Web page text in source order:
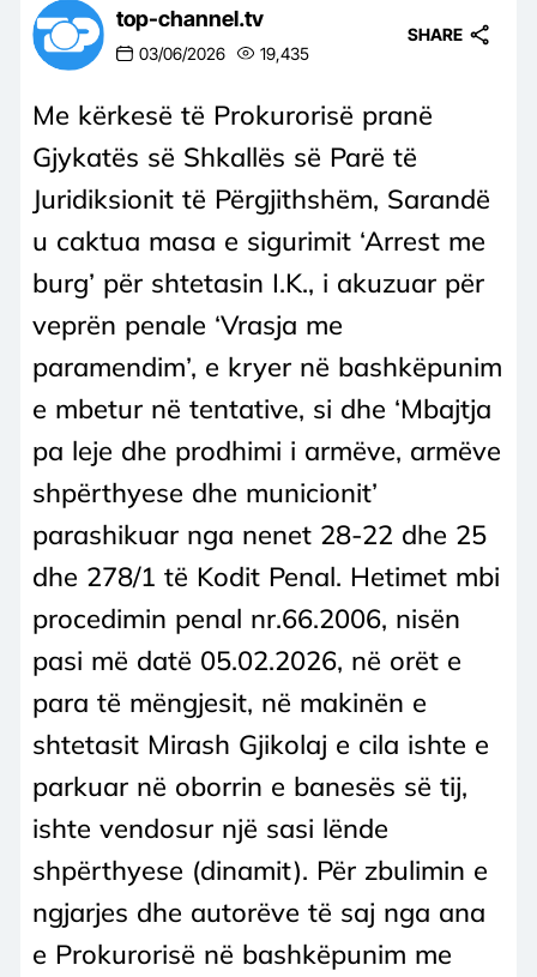
top-channel.tv
03/06/2026 19,435
SHARE
Me kërkesë të Prokurorisë pranë
Gjykatës së Shkallës së Parë të
Juridiksionit të Përgjithshëm, Sarandë
u caktua masa e sigurimit ‘Arrest me
burg’ për shtetasin I.K., i akuzuar për
veprën penale ‘Vrasja me
paramendim’, e kryer në bashkëpunim
e mbetur në tentative, si dhe ‘Mbajtja
pa leje dhe prodhimi i armëve, armëve
shpërthyese dhe municionit’
parashikuar nga nenet 28-22 dhe 25
dhe 278/1 të Kodit Penal. Hetimet mbi
procedimin penal nr.66.2006, nisën
pasi më datë 05.02.2026, në orët e
para të mëngjesit, në makinën e
shtetasit Mirash Gjikolaj e cila ishte e
parkuar në oborrin e banesës së tij,
ishte vendosur një sasi lënde
shpërthyese (dinamit). Për zbulimin e
ngjarjes dhe autorëve të saj nga ana
e Prokurorisë në bashkëpunim me